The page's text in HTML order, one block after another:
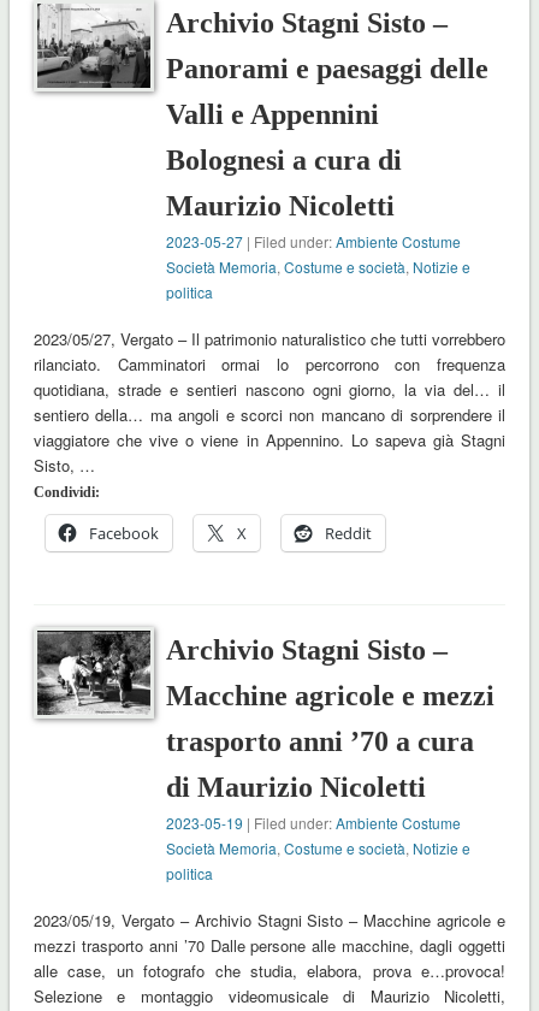
Archivio Stagni Sisto –
Panorami e paesaggi delle
Valli e Appennini
Bolognesi a cura di
Maurizio Nicoletti
2023-05-27 | Filed under:Ambiente Costume
Società Memoria,Costume e società, Notizie e
politica
2023/05/27, Vergato – Il patrimonio naturalistico che tutti vorrebbero
rilanciato. Camminatori ormai lo percorrono con frequenza
quotidiana, strade e sentieri nascono ogni giorno, la via del… il
sentiero della… ma angoli e scorci non mancano di sorprendere il
viaggiatore che vive o viene in Appennino. Lo sapeva già Stagni
Sisto, …
Condividi:
Facebook X Reddit
Archivio Stagni Sisto –
Macchine agricole e mezzi
trasporto anni ’70 a cura
di Maurizio Nicoletti
2023-05-19 | Filed under:Ambiente Costume
Società Memoria,Costume e società, Notizie e
politica
2023/05/19, Vergato – Archivio Stagni Sisto – Macchine agricole e
mezzi trasporto anni ’70 Dalle persone alle macchine, dagli oggetti
alle case, un fotografo che studia, elabora, prova e…provoca!
Selezione e montaggio videomusicale di Maurizio Nicoletti,